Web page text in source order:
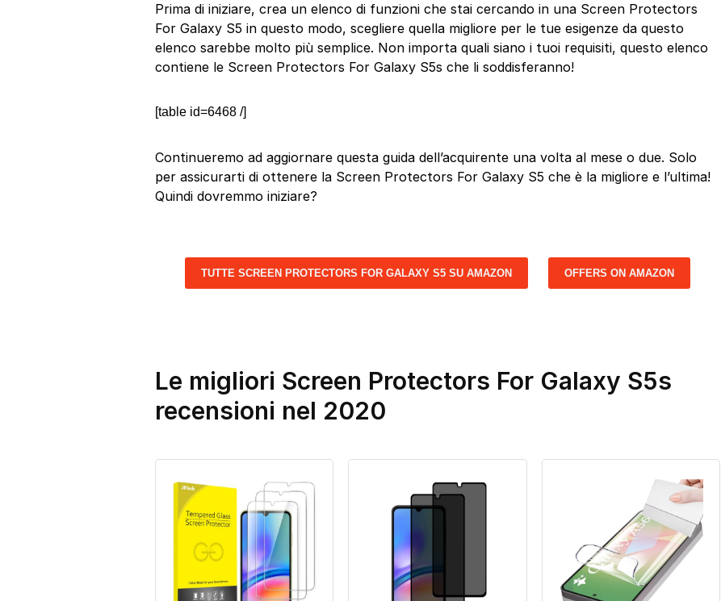
Prima di iniziare, crea un elenco di funzioni che stai cercando in una Screen Protectors
For Galaxy S5 in questo modo, scegliere quella migliore per le tue esigenze da questo
elenco sarebbe molto più semplice. Non importa quali siano i tuoi requisiti, questo elenco
contiene le Screen Protectors For Galaxy S5s che li soddisferanno!
[table id=6468 /]
Continueremo ad aggiornare questa guida dell’acquirente una volta al mese o due. Solo
per assicurarti di ottenere la Screen Protectors For Galaxy S5 che è la migliore e l’ultima!
Quindi dovremmo iniziare?
TUTTE SCREEN PROTECTORS FOR GALAXY S5 SU AMAZON OFFERS ON AMAZON
Le migliori Screen Protectors For Galaxy S5s
recensioni nel 2020